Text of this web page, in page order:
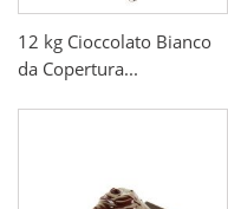
12 kg Cioccolato Bianco
da Copertura...